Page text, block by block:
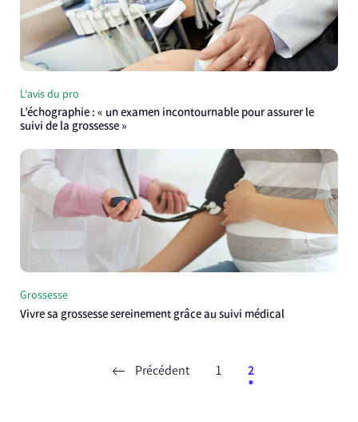
L'avis du pro
L’échographie : « un examen incontournable pour assurer le
suivi de la grossesse »
Grossesse
Vivre sa grossesse sereinement grâce au suivi médical
Précédent 1 2